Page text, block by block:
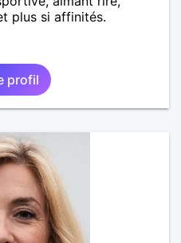
plus si affinités.
profil